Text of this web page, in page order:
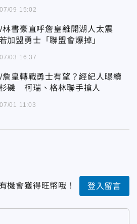
09 15:02
林書豪直呼詹皇離開湖人太震
盟勇士「聯盟會爆掉」
03 16:37
詹皇轉戰勇士有望？經紀人曝續
磯 柯瑞、格林聯手搶人
01 11:03
機會獲得旺幣哦！ 登入留言